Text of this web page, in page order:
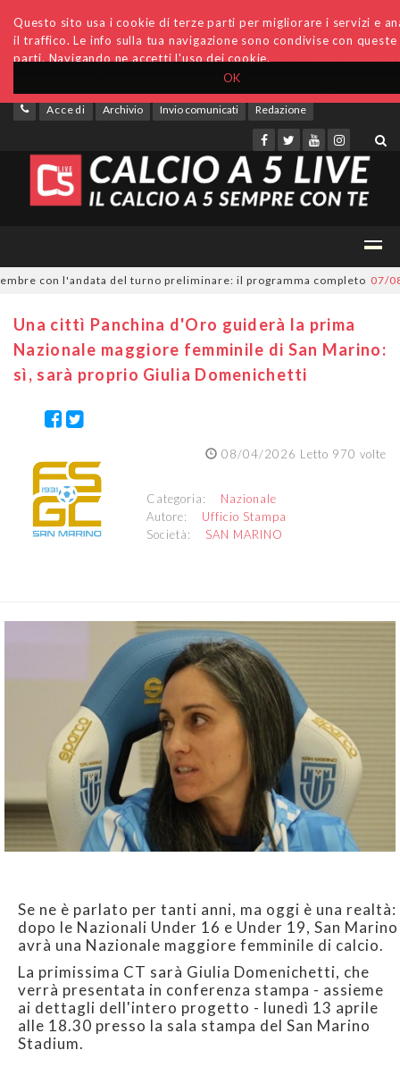
OK
Questo sito usa i cookie di terze parti per migliorare i servizi e
il traffico. Le info sulla tua navigazione sono condivise con
parti. Navigando ne accetti l'uso dei cookie.
Accedi Archivio Invio comunicati Redazione
con l'andata del turno preliminare: il programma completo 07/08/
Una cittì Panchina d'Oro guiderà la prima
Nazionale maggiore femminile di San Marino:
sì, sarà proprio Giulia Domenichetti
08/04/2026 Letto 970 volte
Categoria: Nazionale
Autore: Ufficio Stampa
Società: SAN MARINO
Se ne è parlato per tanti anni, ma oggi è una realtà:
dopo le Nazionali Under 16 e Under 19, San Marino
avrà una Nazionale maggiore femminile di calcio.
La primissima CT sarà Giulia Domenichetti, che
verrà presentata in conferenza stampa - assieme
ai dettagli dell'intero progetto - lunedì 13 aprile
alle 18.30 presso la sala stampa del San Marino
Stadium.